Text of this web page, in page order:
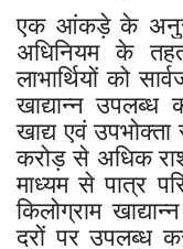
एक आंकड़े के अनुसार
अधिनियम के
लाभार्थियों को
खाद्यान्न उपलब्ध
खाद्य एवं
करोड़ से अधिक
माध्यम से पात्र
किलोग्राम
दरों पर उपलब्ध